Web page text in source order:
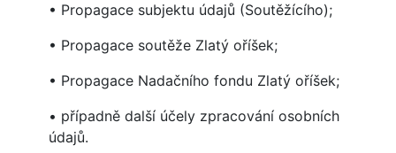
• Propagace subjektu údajů (Soutěžícího);
• Propagace soutěže Zlatý oříšek;
• Propagace Nadačního fondu Zlatý oříšek;
• případně další účely zpracování osobních
údajů.